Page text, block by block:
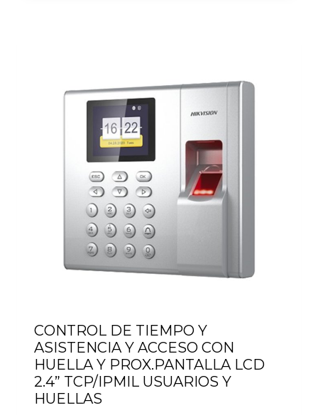
CONTROL DE TIEMPO Y
ASISTENCIA Y ACCESO CON
HUELLA Y PROX.PANTALLA LCD
2.4” TCP/IPMIL USUARIOS Y
HUELLAS